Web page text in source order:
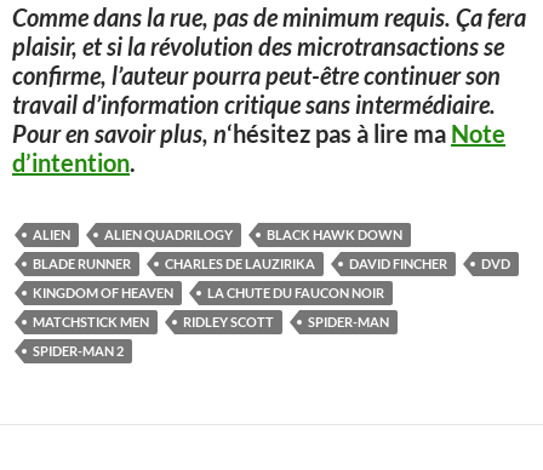
Comme dans la rue, pas de minimum requis. Ça fera
plaisir, et si la révolution des microtransactions se
confirme, l’auteur pourra peut-être continuer son
travail d’information critique sans intermédiaire.
Pour en savoir plus, n‘hésitez pas à lire ma Note
d’intention.
ALIEN ALIEN QUADRILOGY
BLACK HAWK DOWN
BLADE RUNNER
CHARLES DE LAUZIRIKA DAVID FINCHER
DVD
KINGDOM OF HEAVEN
LA CHUTE DU FAUCON NOIR
MATCHSTICK MEN
RIDLEY SCOTT
SPIDER-MAN
SPIDER-MAN 2